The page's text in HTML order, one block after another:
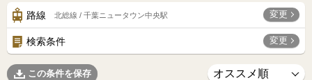
路線 北総線 / 千葉ニュータウン中央駅 変更
検索条件 変更
この条件を保存